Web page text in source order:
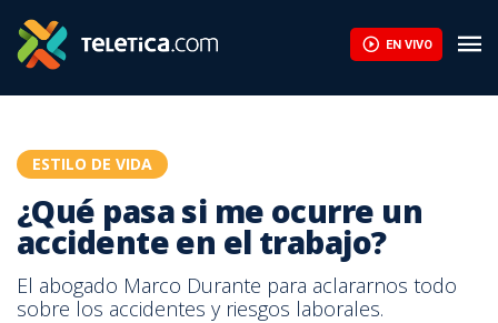
EN VIVO
ESTILO DE VIDA
¿Qué pasa si me ocurre un
accidente en el trabajo?
El abogado Marco Durante para aclararnos todo
sobre los accidentes y riesgos laborales.